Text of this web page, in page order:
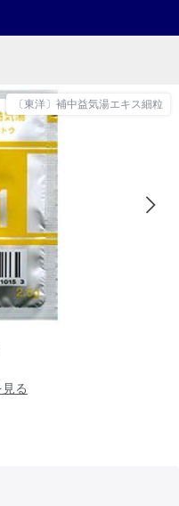
〔東洋〕補中益気湯エキス細粒
る